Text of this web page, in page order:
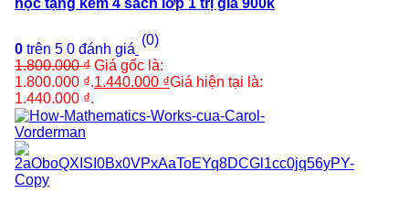
học tặng kèm 4 sách lớp 1 trị giá 900k
0 trên 5 0 đánh giá
(0)
1.800.000₫ Giá gốc là:
1.800.000 ₫.1.440.000 ₫Giá hiện tại là:
1.440.000 ₫.